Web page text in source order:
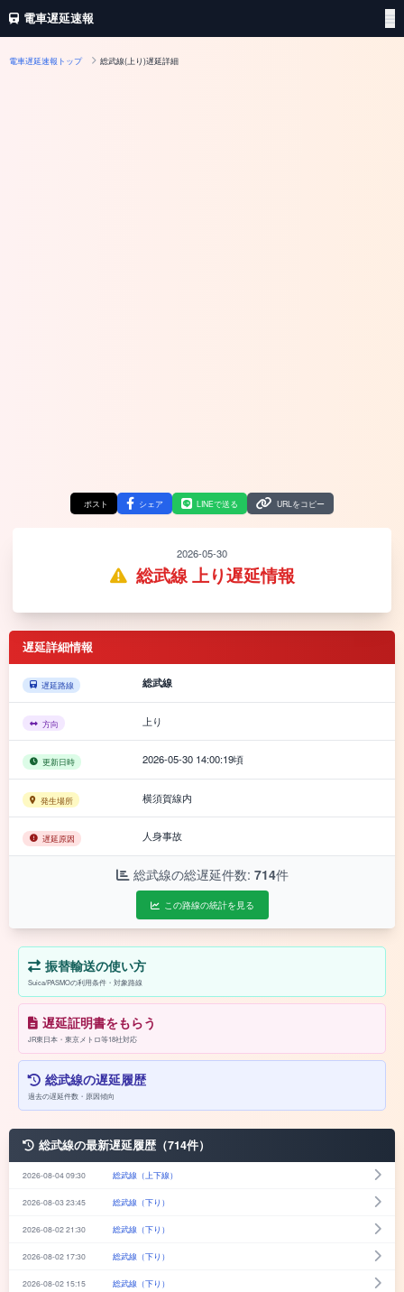
電車遅延速報
電車遅延速報トップ 総武線(上り)遅延詳細
ポスト シェア LINEで送る URLをコピー
2026-05-30
総武線 上り遅延情報
遅延詳細情報
遅延路線 総武線
方向 上り
更新日時 2026-05-30 14:00:19頃
発生場所 横須賀線内
遅延原因 人身事故
総武線の総遅延件数: 714件
この路線の統計を見る
振替輸送の使い方
Suica/PASMOの利用条件・対象路線
遅延証明書をもらう
JR東日本・東京メトロ等18社対応
総武線の遅延履歴
過去の遅延件数・原因傾向
総武線の最新遅延履歴（714件）
2026-08-04 09:30 総武線（上下線）
2026-08-03 23:45 総武線（下り）
2026-08-02 21:30 総武線（下り）
2026-08-02 17:30 総武線（下り）
2026-08-02 15:15 総武線（下り）